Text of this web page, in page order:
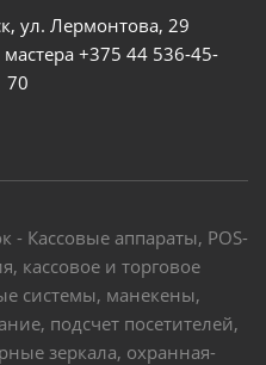
ул. Лермонтова, 29
+375 44 536-45-
70
Кассовые аппараты, POS-
кассовое и торговое
системы, манекены,
подсчет посетителей,
зеркала, охранная-